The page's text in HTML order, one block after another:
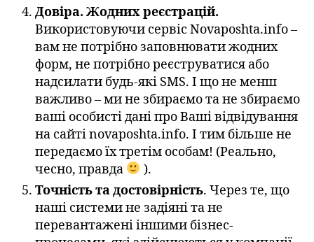
Довіра. Жодних реєстрацій.
Використовуючи сервіс Novaposhta.info –
вам не потрібно заповнювати жодних
форм, не потрібно реєструватися або
надсилати будь-які SMS. І що не менш
важливо – ми не збираємо та не збираємо
ваші особисті дані про Ваші відвідування
на сайті novaposhta.info. І тим більше не
передаємо їх третім особам! (Реально,
чесно, правда
).
Точність та достовірність. Через те, що
наші системи не задіяні та не
перевантажені іншими бізнес-